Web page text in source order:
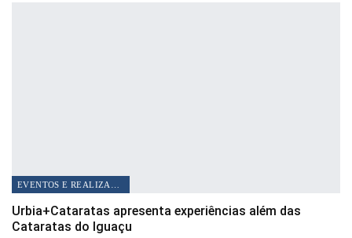
Urbia+Cataratas apresenta experiências além das
Cataratas do Iguaçu